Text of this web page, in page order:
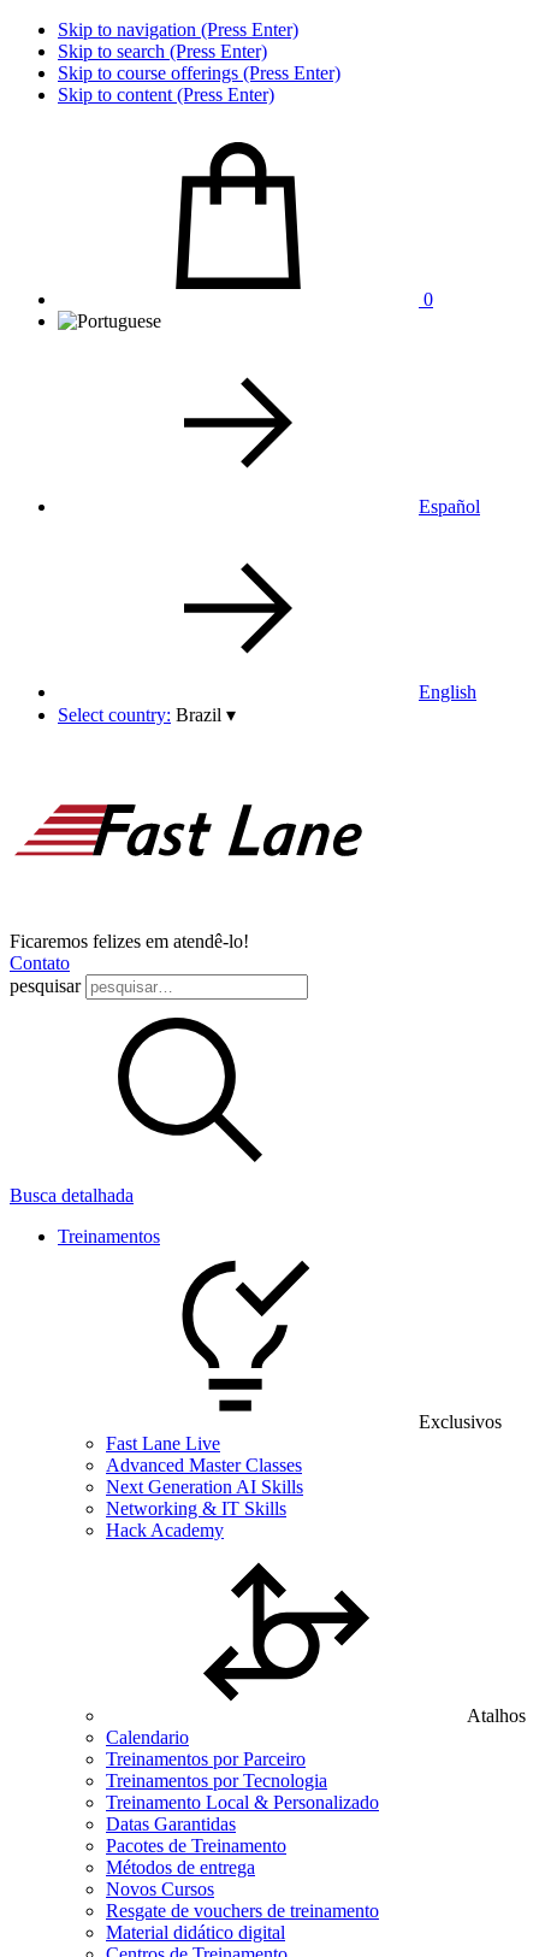
Skip to navigation (Press Enter)
Skip to search (Press Enter)
Skip to course offerings (Press Enter)
Skip to content (Press Enter)
0
Español
English
Select country: Brazil ▾
Ficaremos felizes em atendê-lo!
Contato
pesquisar
Busca detalhada
Treinamentos
Exclusivos
Fast Lane Live
Advanced Master Classes
Next Generation AI Skills
Networking & IT Skills
Hack Academy
Atalhos
Calendario
Treinamentos por Parceiro
Treinamentos por Tecnologia
Treinamento Local & Personalizado
Datas Garantidas
Pacotes de Treinamento
Métodos de entrega
Novos Cursos
Resgate de vouchers de treinamento
Material didático digital